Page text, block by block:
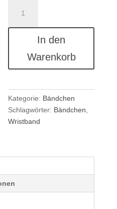
Bändchen
2024!
In den
Warenkorb
Kategorie: Bändchen
Schlagwörter: Bändchen
Wristband